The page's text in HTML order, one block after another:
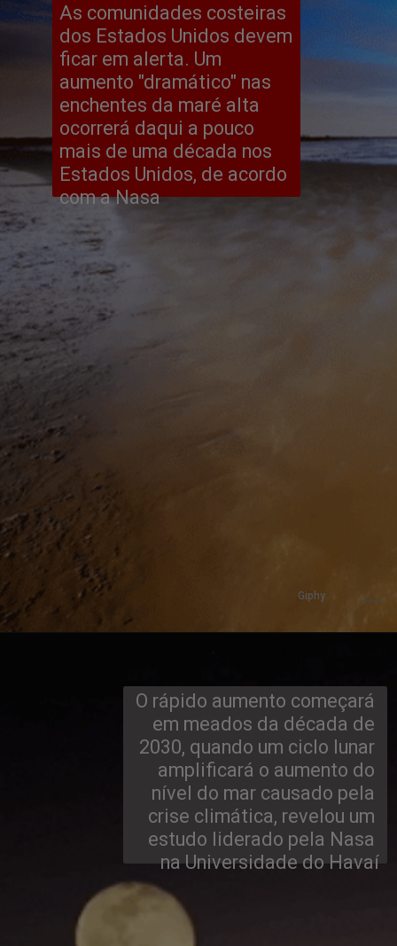
As comunidades costeiras
dos Estados Unidos devem
ficar em alerta. Um
aumento "dramático" nas
enchentes da maré alta
ocorrerá daqui a pouco
mais de uma década nos
Estados Unidos, de acordo
com a Nasa
Giphy
O rápido aumento começará
em meados da década de
2030, quando um ciclo lunar
amplificará o aumento do
nível do mar causado pela
crise climática, revelou um
estudo liderado pela Nasa
na Universidade do Havaí